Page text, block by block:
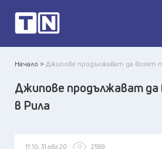
Начало >Джипове продължават да возят
Джипове продължават
в Рила
11:10, 31 авг 20 2599